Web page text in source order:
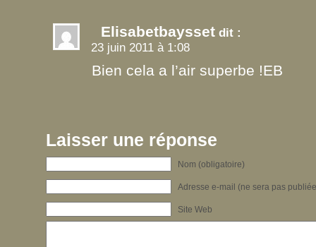
Elisabetbaysset dit :
23 juin 2011 à 1:08
Bien cela a l’air superbe !EB
Laisser une réponse
Nom (obligatoire)
Adresse e-mail (ne sera pas
Site Web